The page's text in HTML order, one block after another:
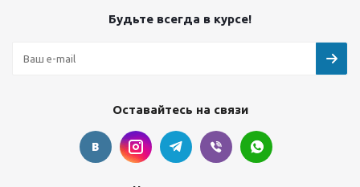
Будьте всегда в курсе!
Оставайтесь на связи